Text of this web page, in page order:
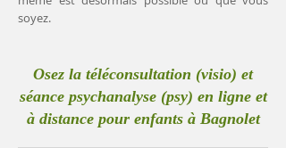
soyez.
Osez la téléconsultation (visio) et
séance psychanalyse (psy) en ligne et
à distance pour enfants à Bagnolet